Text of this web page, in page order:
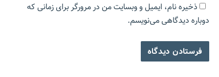
ذخیره نام، ایمیل و وبسایت من در مرورگر برای زمانی که
دوباره دیدگاهی می‌نویسم.